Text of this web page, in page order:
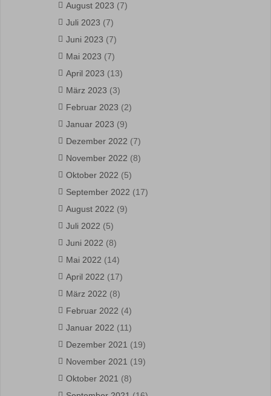
August 2023 (7)
Juli 2023 (7)
Juni 2023 (7)
Mai 2023 (7)
April 2023 (13)
März 2023 (3)
Februar 2023 (2)
Januar 2023 (9)
Dezember 2022 (7)
November 2022 (8)
Oktober 2022 (5)
September 2022 (17)
August 2022 (9)
Juli 2022 (5)
Juni 2022 (8)
Mai 2022 (14)
April 2022 (17)
März 2022 (8)
Februar 2022 (4)
Januar 2022 (11)
Dezember 2021 (19)
November 2021 (19)
Oktober 2021 (8)